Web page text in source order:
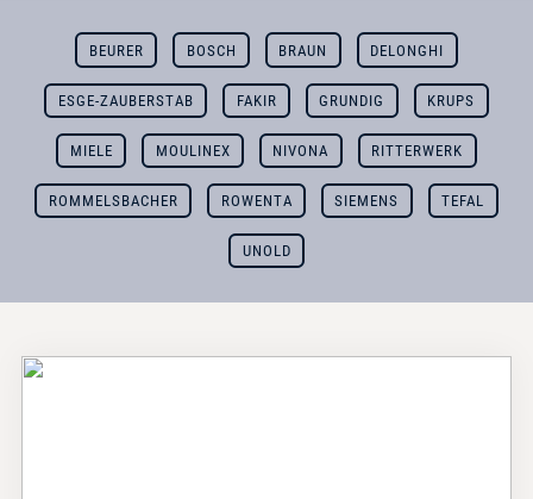
BEURER BOSCH BRAUN DELONGHI
ESGE-ZAUBERSTAB FAKIR GRUNDIG KRUPS
MIELE MOULINEX NIVONA RITTERWERK
ROMMELSBACHER ROWENTA SIEMENS TEFAL
UNOLD